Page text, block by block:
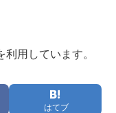
用しています。
はてブ